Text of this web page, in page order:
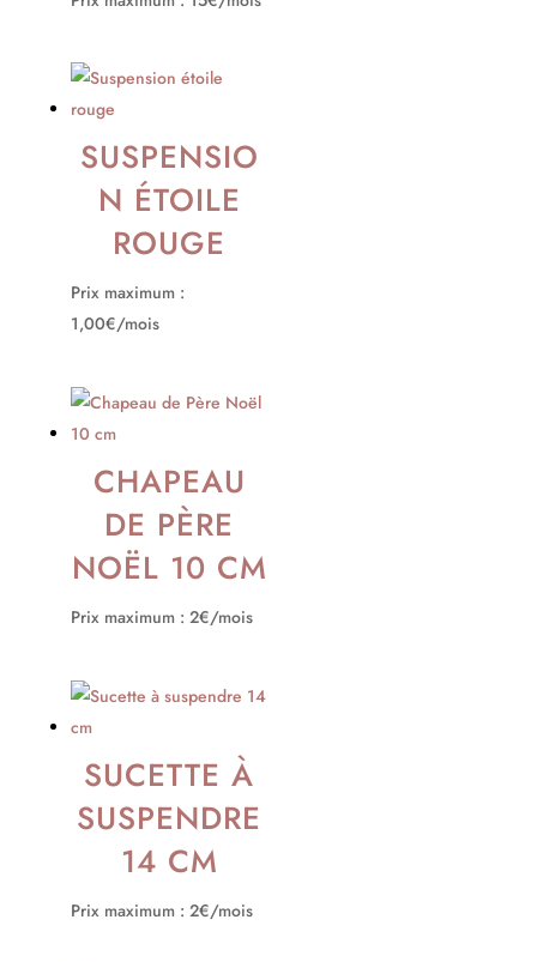
SUSPENSIO
N ÉTOILE
ROUGE
Prix maximum :
1,00€/mois
CHAPEAU
DE PÈRE
NOËL 10 CM
Prix maximum : 2€/mois
SUCETTE À
SUSPENDRE
14 CM
Prix maximum : 2€/mois